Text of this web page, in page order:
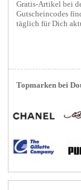
Gratis-Artikel bei
Gutscheincodes
täglich für Dich
Topmarken bei